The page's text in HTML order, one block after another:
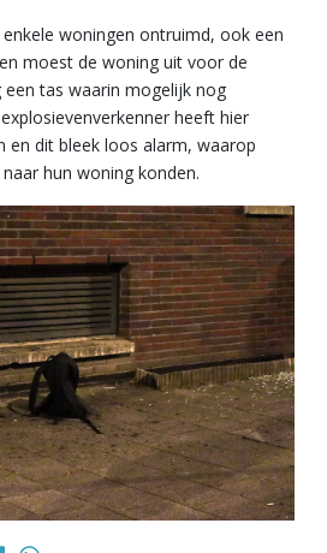
woningen ontruimd, ook een
moest de woning uit voor de
een tas waarin mogelijk nog
heeft hier
en dit bleek loos alarm, waarop
hun woning konden.